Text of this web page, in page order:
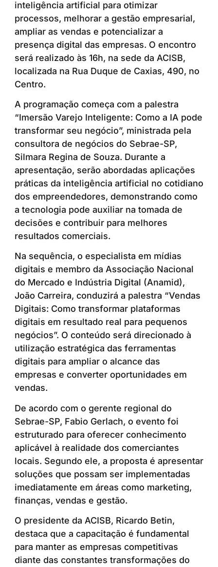
inteligência artificial para otimizar
processos, melhorar a gestão empresarial,
ampliar as vendas e potencializar a
presença digital das empresas. O encontro
será realizado às 16h, na sede da ACISB,
localizada na Rua Duque de Caxias, 490, no
Centro.
A programação começa com a palestra
“Imersão Varejo Inteligente: Como a IA pode
transformar seu negócio”, ministrada pela
consultora de negócios do Sebrae-SP,
Silmara Regina de Souza. Durante a
apresentação, serão abordadas aplicações
práticas da inteligência artificial no cotidiano
dos empreendedores, demonstrando como
a tecnologia pode auxiliar na tomada de
decisões e contribuir para melhores
resultados comerciais.
Na sequência, o especialista em mídias
digitais e membro da Associação Nacional
do Mercado e Indústria Digital (Anamid),
João Carreira, conduzirá a palestra “Vendas
Digitais: Como transformar plataformas
digitais em resultado real para pequenos
negócios”. O conteúdo será direcionado à
utilização estratégica das ferramentas
digitais para ampliar o alcance das
empresas e converter oportunidades em
vendas.
De acordo com o gerente regional do
Sebrae-SP, Fabio Gerlach, o evento foi
estruturado para oferecer conhecimento
aplicável à realidade dos comerciantes
locais. Segundo ele, a proposta é apresentar
soluções que possam ser implementadas
imediatamente em áreas como marketing,
finanças, vendas e gestão.
O presidente da ACISB, Ricardo Betin,
destaca que a capacitação é fundamental
para manter as empresas competitivas
diante das constantes transformações do